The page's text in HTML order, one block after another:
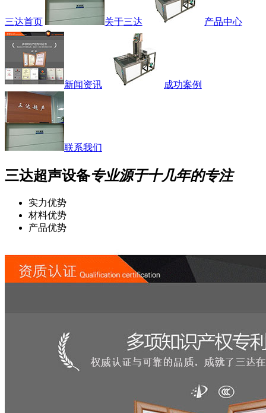
三达首页 关于三达 产品中心
新闻资讯 成功案例
联系我们
三达超声设备专业源于十几年的专注
实力优势
材料优势
产品优势